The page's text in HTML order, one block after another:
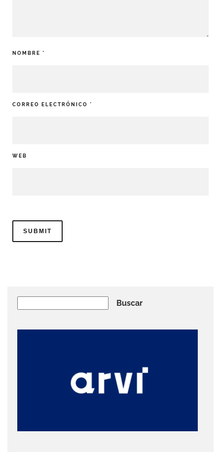
NOMBRE *
CORREO ELECTRÓNICO *
WEB
Buscar